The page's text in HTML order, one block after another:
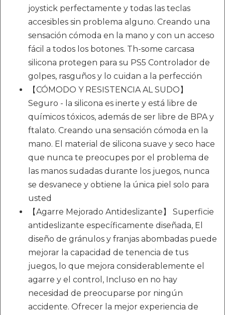
joystick perfectamente y todas las teclas
accesibles sin problema alguno. Creando una
sensación cómoda en la mano y con un acceso
fácil a todos los botones. Th-some carcasa
silicona protegen para su PS5 Controlador de
golpes, rasguños y lo cuidan a la perfección
【CÓMODO Y RESISTENCIA AL SUDO】
Seguro - la silicona es inerte y está libre de
químicos tóxicos, además de ser libre de BPA y
ftalato. Creando una sensación cómoda en la
mano. El material de silicona suave y seco hace
que nunca te preocupes por el problema de
las manos sudadas durante los juegos, nunca
se desvanece y obtiene la única piel solo para
usted
【Agarre Mejorado Antideslizante】 Superficie
antideslizante específicamente diseñada, El
diseño de gránulos y franjas abombadas puede
mejorar la capacidad de tenencia de tus
juegos, lo que mejora considerablemente el
agarre y el control, Incluso en no hay
necesidad de preocuparse por ningún
accidente. Ofrecer la mejor experiencia de